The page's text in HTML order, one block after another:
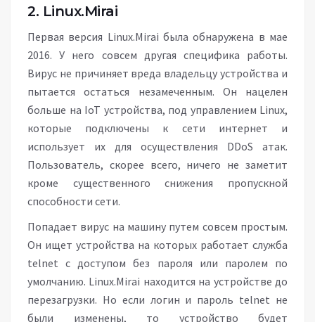
2. Linux.Mirai
Первая версия Linux.Mirai была обнаружена в мае
2016. У него совсем другая специфика работы.
Вирус не причиняет вреда владельцу устройства и
пытается остаться незамеченным. Он нацелен
больше на IoT устройства, под управлением Linux,
которые подключены к сети интернет и
использует их для осуществления DDoS атак.
Пользователь, скорее всего, ничего не заметит
кроме существенного снижения пропускной
способности сети.
Попадает вирус на машину путем совсем простым.
Он ищет устройства на которых работает служба
telnet с доступом без пароля или паролем по
умолчанию. Linux.Mirai находится на устройстве до
перезагрузки. Но если логин и пароль telnet не
были изменены, то устройство будет